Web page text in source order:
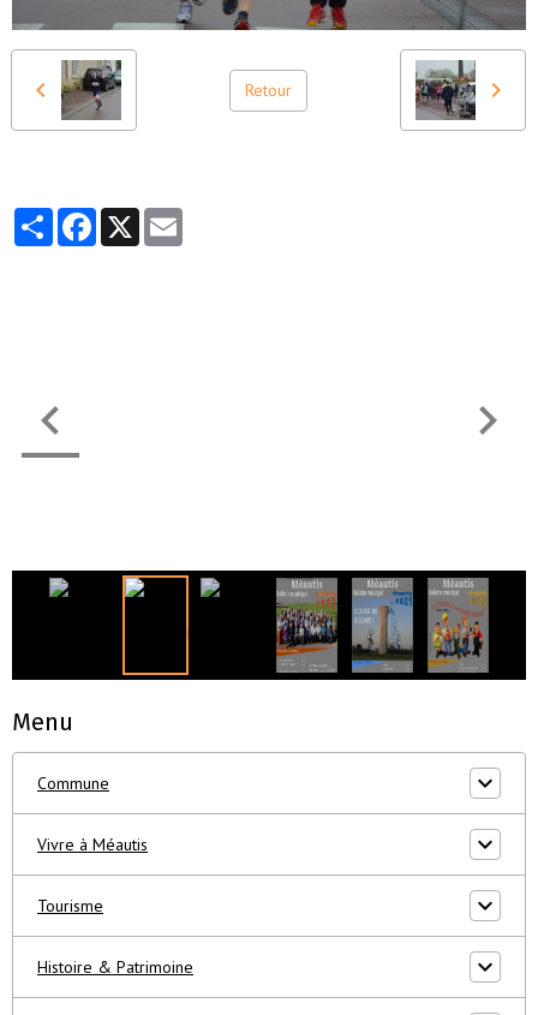
Retour
PartagerFacebook
X
Menu
Commune
Vivre à Méautis
Tourisme
Histoire & Patrimoine